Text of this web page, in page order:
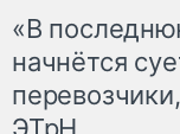
«В
начнётся